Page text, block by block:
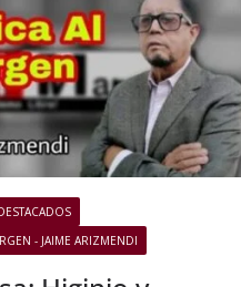
- JAIME ARIZMENDI